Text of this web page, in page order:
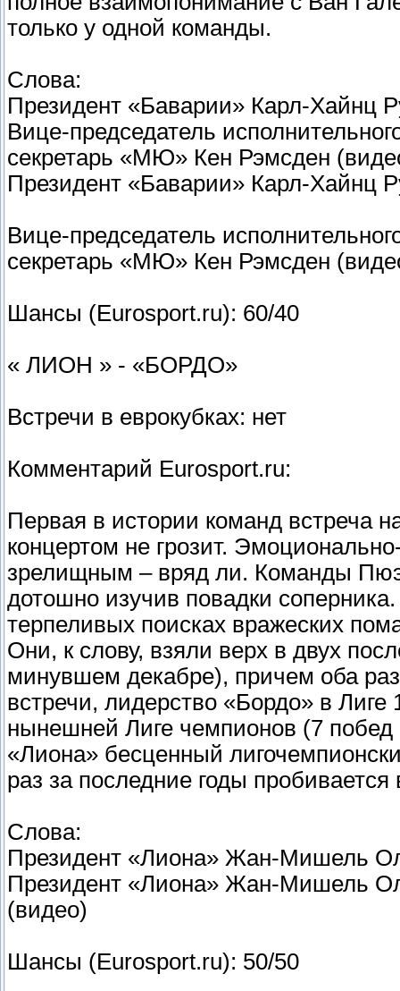
только у одной команды.
Слова:
Президент «Баварии» Карл-Хайнц
Вице-председатель
секретарь «МЮ» Кен Рэмсден
Президент «Баварии» Карл-Хайнц
Вице-председатель
секретарь «МЮ» Кен Рэмсден
Шансы (Eurosport.ru): 60/40
« ЛИОН » - «БОРДО»
Встречи в еврокубках: нет
Комментарий Eurosport.ru:
Первая в истории команд встреча
концертом не грозит.
зрелищным – вряд ли. Команды
дотошно изучив повадки
терпеливых поисках вражеских
Они, к слову, взяли верх в двух
минувшем декабре), причем оба
встречи, лидерство «Бордо» в Лиге
нынешней Лиге чемпионов (7 побед
«Лиона» бесценный
раз за последние годы
Слова:
Президент «Лиона» Жан-Мишель
Президент «Лиона» Жан-Мишель
(видео)
Шансы (Eurosport.ru): 50/50